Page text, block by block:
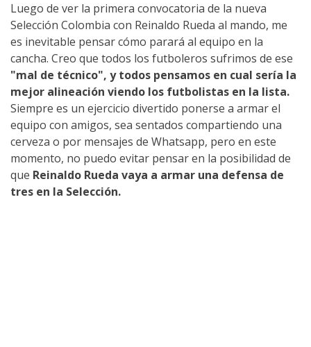
Luego de ver la primera convocatoria de la nueva
Selección Colombia con Reinaldo Rueda al mando, me
es inevitable pensar cómo parará al equipo en la
cancha. Creo que todos los futboleros sufrimos de ese
"mal de técnico", y todos pensamos en cual sería la
mejor alineación viendo los futbolistas en la lista.
Siempre es un ejercicio divertido ponerse a armar el
equipo con amigos, sea sentados compartiendo una
cerveza o por mensajes de Whatsapp, pero en este
momento, no puedo evitar pensar en la posibilidad de
que Reinaldo Rueda vaya a armar una defensa de
tres en la Selección.